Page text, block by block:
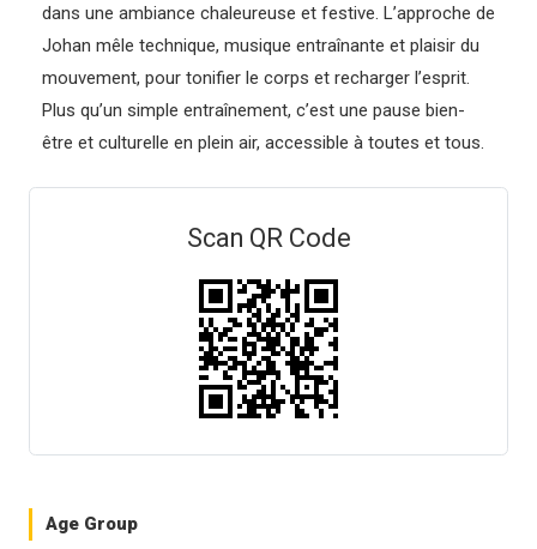
dans une ambiance chaleureuse et festive. L’approche de
Johan mêle technique, musique entraînante et plaisir du
mouvement, pour tonifier le corps et recharger l’esprit.
Plus qu’un simple entraînement, c’est une pause bien-
être et culturelle en plein air, accessible à toutes et tous.
Scan QR Code
Age Group